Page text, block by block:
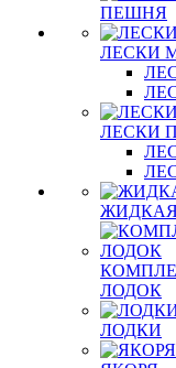
ПЕШНЯ
ЛЕСКИ
ЛЕСКИ
ЛОДОК
ЛОДКИ